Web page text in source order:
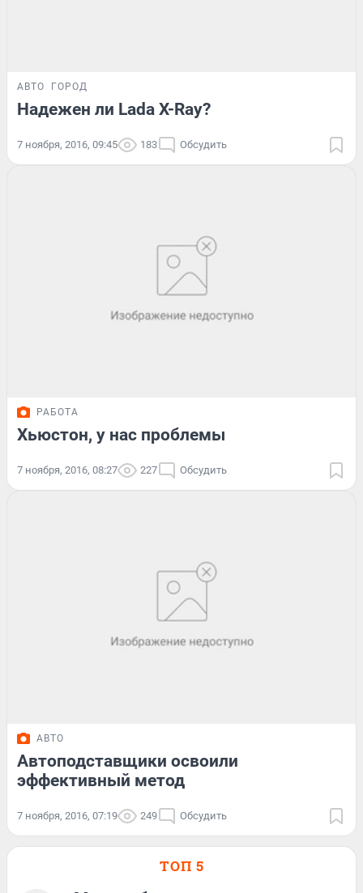
АВТО ГОРОД
Надежен ли Lada X-Ray?
7 ноября, 2016, 09:45 183 Обсудить
РАБОТА
Хьюстон, у нас проблемы
7 ноября, 2016, 08:27 227 Обсудить
АВТО
Автоподставщики освоили
эффективный метод
7 ноября, 2016, 07:19 249 Обсудить
ТОП 5